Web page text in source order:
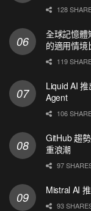
128
全球記憶體
的適用情境
119
Liquid AI
Agent
106
GitHub 趨
重浪潮
97
Mistral AI
93